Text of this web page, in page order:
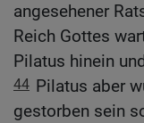
angesehener
Reich Gottes
Pilatus hinein
44 Pilatus aber
gestorben sein